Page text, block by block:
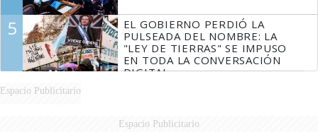
5
EL GOBIERNO PERDIÓ LA
PULSEADA DEL NOMBRE: LA
"LEY DE TIERRAS" SE IMPUSO
EN TODA LA CONVERSACIÓN
DIGITAL
Espacio Publicitario
Espacio Publicitario